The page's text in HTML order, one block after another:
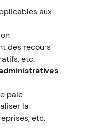
aux
des recours
etc.
paie
la
etc.